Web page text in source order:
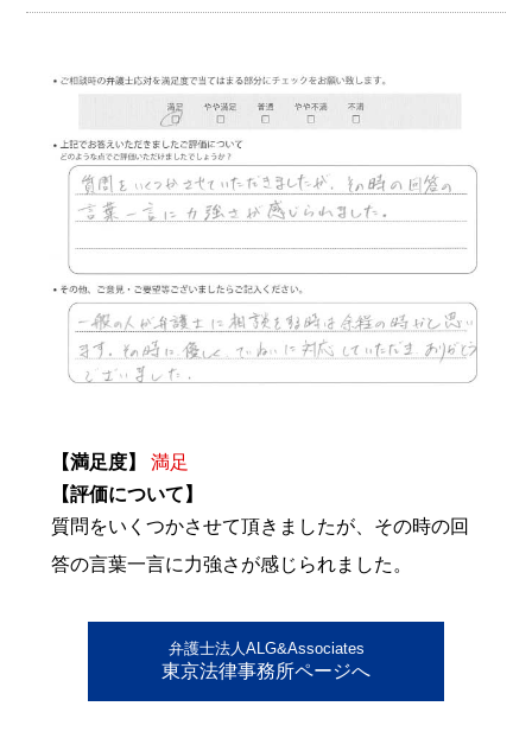
【満足度】
満足
【評価について】
質問をいくつかさせて頂きましたが、その時の回
答の言葉一言に力強さが感じられました。
弁護士法人ALG&Associates
東京法律事務所ページへ